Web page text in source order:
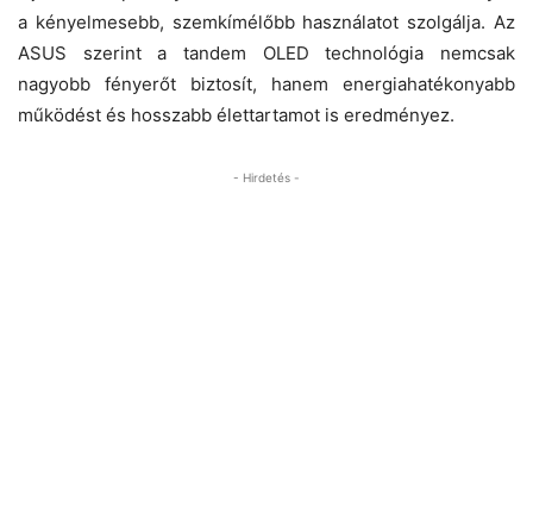
a kényelmesebb, szemkímélőbb használatot szolgálja. Az
ASUS szerint a tandem OLED technológia nemcsak
nagyobb fényerőt biztosít, hanem energiahatékonyabb
működést és hosszabb élettartamot is eredményez.
- Hirdetés -